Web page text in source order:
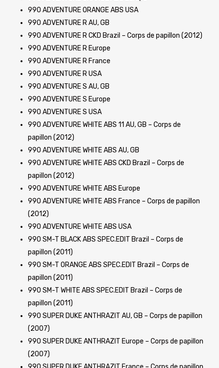
990 ADVENTURE ORANGE ABS USA
990 ADVENTURE R AU, GB
990 ADVENTURE R CKD Brazil – Corps de papillon (2012)
990 ADVENTURE R Europe
990 ADVENTURE R France
990 ADVENTURE R USA
990 ADVENTURE S AU, GB
990 ADVENTURE S Europe
990 ADVENTURE S USA
990 ADVENTURE WHITE ABS 11 AU, GB – Corps de
papillon (2012)
990 ADVENTURE WHITE ABS AU, GB
990 ADVENTURE WHITE ABS CKD Brazil – Corps de
papillon (2012)
990 ADVENTURE WHITE ABS Europe
990 ADVENTURE WHITE ABS France – Corps de papillon
(2012)
990 ADVENTURE WHITE ABS USA
990 SM-T BLACK ABS SPEC.EDIT Brazil – Corps de
papillon (2011)
990 SM-T ORANGE ABS SPEC.EDIT Brazil – Corps de
papillon (2011)
990 SM-T WHITE ABS SPEC.EDIT Brazil – Corps de
papillon (2011)
990 SUPER DUKE ANTHRAZIT AU, GB – Corps de papillon
(2007)
990 SUPER DUKE ANTHRAZIT Europe – Corps de papillon
(2007)